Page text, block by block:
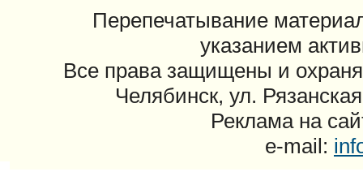
Перепечатывание
указанием
Все права защищены и
Челябинск, ул.
Реклама на
e-mail: